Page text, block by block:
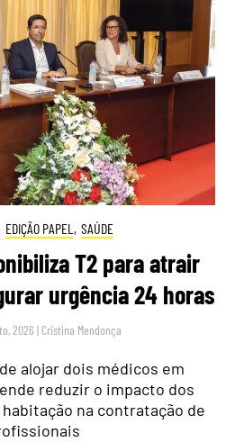
EDIÇÃO PAPEL , SAÚDE
T2 para atrair
urgência 24 horas
2026 | Cristina Mendonça
alojar dois médicos em
reduzir o impacto dos
na contratação de